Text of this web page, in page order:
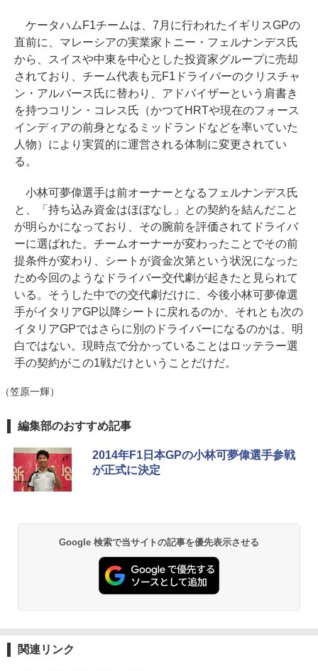
ケータハムF1チームは、7月に行われたイギリスGPの
直前に、マレーシアの実業家トニー・フェルナンデス氏
から、スイスや中東を中心とした投資家グループに売却
されており、チーム代表も元F1ドライバーのクリスチャ
ン・アルバース氏に替わり、アドバイザーという肩書き
を持つコリン・コレス氏（かつてHRTや現在のフォース
インディアの前身となるミッドランドなどを率いていた
人物）により実質的に運営される体制に変更されてい
る。
小林可夢偉選手は前オーナーとなるフェルナンデス氏
と、「持ち込み資金はほぼなし」との契約を結んだこと
が明らかになっており、その腕前を評価されてドライバ
ーに選ばれた。チームオーナーが変わったことでその前
提条件が変わり、シートが資金次第という状況になった
ため今回のようなドライバー交代劇が起きたと見られて
いる。そうした中での交代劇だけに、今後小林可夢偉選
手がイタリアGP以降シートに戻れるのか、それとも次の
イタリアGPではさらに別のドライバーになるのかは、明
白ではない。現時点で分かっていることはロッテラー選
手の契約がこの1戦だけということだけだ。
（笠原一輝）
編集部のおすすめ記事
2014年F1日本GPの小林可夢偉選手参戦
が正式に決定
Google 検索で当サイトの記事を優先表示させる
関連リンク